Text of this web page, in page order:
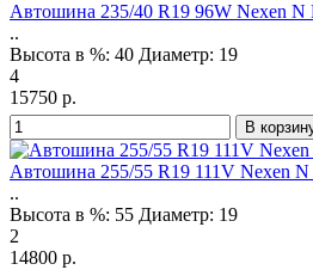
Автошина 235/40 R19 96W Nexen N
..
Высота в %: 40 Диаметр: 19
4
15750 р.
В
Автошина 255/55 R19 111V Nexen N
..
Высота в %: 55 Диаметр: 19
2
14800 р.